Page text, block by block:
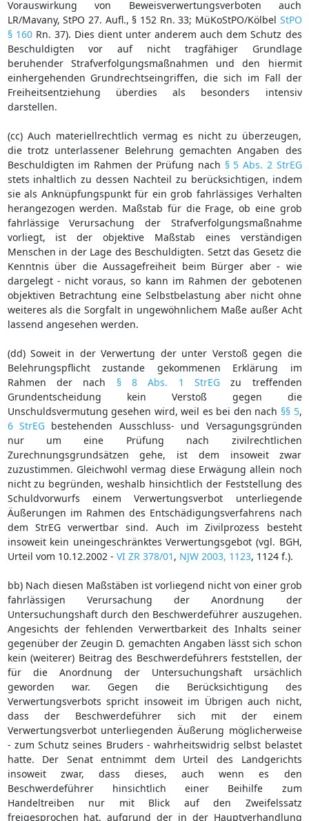
Vorauswirkung von Beweisverwertungsverboten auch
LR/Mavany, StPO 27. Aufl., § 152 Rn. 33; MüKoStPO/Kölbel StPO
§ 160Rn. 37). Dies dient unter anderem auch dem Schutz des
Beschuldigten vor auf nicht tragfähiger Grundlage
beruhender Strafverfolgungsmaßnahmen und den hiermit
einhergehenden Grundrechtseingriffen, die sich im Fall der
Freiheitsentziehung überdies als besonders intensiv
darstellen.
(cc) Auch materiellrechtlich vermag es nicht zu überzeugen,
die trotz unterlassener Belehrung gemachten Angaben des
Beschuldigten im Rahmen der Prüfung nach § 5 Abs. 2 StrEG
stets inhaltlich zu dessen Nachteil zu berücksichtigen, indem
sie als Anknüpfungspunkt für ein grob fahrlässiges Verhalten
herangezogen werden. Maßstab für die Frage, ob eine grob
fahrlässige Verursachung der Strafverfolgungsmaßnahme
vorliegt, ist der objektive Maßstab eines verständigen
Menschen in der Lage des Beschuldigten. Setzt das Gesetz die
Kenntnis über die Aussagefreiheit beim Bürger aber - wie
dargelegt - nicht voraus, so kann im Rahmen der gebotenen
objektiven Betrachtung eine Selbstbelastung aber nicht ohne
weiteres als die Sorgfalt in ungewöhnlichem Maße außer Acht
lassend angesehen werden.
(dd) Soweit in der Verwertung der unter Verstoß gegen die
Belehrungspflicht zustande gekommenen Erklärung im
Rahmen der nach § 8 Abs. 1 StrEGzu treffenden
Grundentscheidung kein Verstoß gegen die
Unschuldsvermutung gesehen wird, weil es bei den nach §§ 5,
6 StrEGbestehenden Ausschluss- und Versagungsgründen
nur um eine Prüfung nach zivilrechtlichen
Zurechnungsgrundsätzen gehe, ist dem insoweit zwar
zuzustimmen. Gleichwohl vermag diese Erwägung allein noch
nicht zu begründen, weshalb hinsichtlich der Feststellung des
Schuldvorwurfs einem Verwertungsverbot unterliegende
Äußerungen im Rahmen des Entschädigungsverfahrens nach
dem StrEG verwertbar sind. Auch im Zivilprozess besteht
insoweit kein uneingeschränktes Verwertungsgebot (vgl. BGH,
Urteil vom 10.12.2002 - VI ZR 378/01 , NJW 2003, 1123, 1124 f.).
bb) Nach diesen Maßstäben ist vorliegend nicht von einer grob
fahrlässigen Verursachung der Anordnung der
Untersuchungshaft durch den Beschwerdeführer auszugehen.
Angesichts der fehlenden Verwertbarkeit des Inhalts seiner
gegenüber der Zeugin D. gemachten Angaben lässt sich schon
kein (weiterer) Beitrag des Beschwerdeführers feststellen, der
für die Anordnung der Untersuchungshaft ursächlich
geworden war. Gegen die Berücksichtigung des
Verwertungsverbots spricht insoweit im Übrigen auch nicht,
dass der Beschwerdeführer sich mit der einem
Verwertungsverbot unterliegenden Äußerung möglicherweise
- zum Schutz seines Bruders - wahrheitswidrig selbst belastet
hatte. Der Senat entnimmt dem Urteil des Landgerichts
insoweit zwar, dass dieses, auch wenn es den
Beschwerdeführer hinsichtlich einer Beihilfe zum
Handeltreiben nur mit Blick auf den Zweifelssatz
freigesprochen hat, aufgrund der in der Hauptverhandlung